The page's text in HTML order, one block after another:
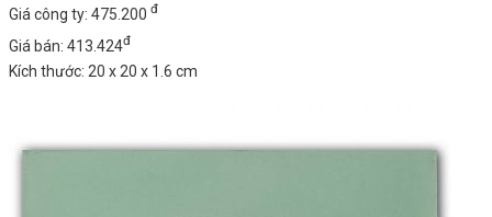
Giá công ty: 475.200 đ
Giá bán: 413.424đ
Kích thước: 20 x 20 x 1.6 cm